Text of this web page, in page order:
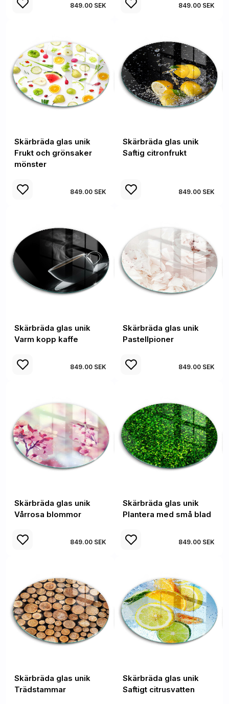
849.00 SEK 849.00 SEK
Skärbräda glas unik
Frukt och grönsaker
mönster
849.00 SEK
Skärbräda glas unik
Saftig citronfrukt
849.00 SEK
Skärbräda glas unik
Varm kopp kaffe
849.00 SEK
Skärbräda glas unik
Pastellpioner
849.00 SEK
Skärbräda glas unik
Vårrosa blommor
849.00 SEK
Skärbräda glas unik
Plantera med små blad
849.00 SEK
Skärbräda glas unik
Trädstammar
Skärbräda glas unik
Saftigt citrusvatten